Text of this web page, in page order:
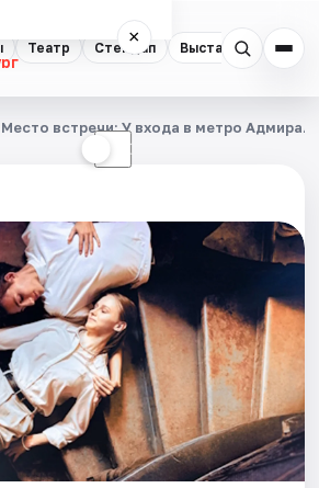
Театр Стендап Выставки
×
☾
Место встречи: У входа в метро